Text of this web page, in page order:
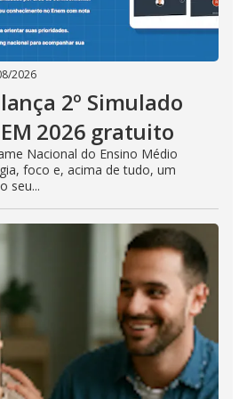
2026
2º Simulado
2026 gratuito
Nacional do Ensino Médio
foco e, acima de tudo, um
seu...